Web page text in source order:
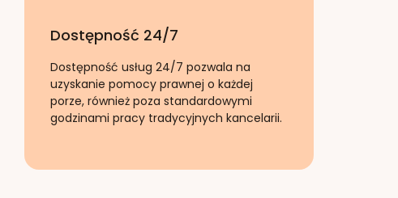
Dostępność 24/7
Dostępność usług 24/7 pozwala na
uzyskanie pomocy prawnej o każdej
porze, również poza standardowymi
godzinami pracy tradycyjnych kancelarii.